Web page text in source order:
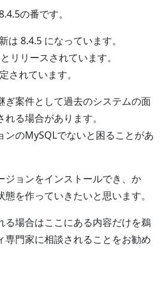
の番です。
は 8.4.5 になっています。
リリースされています。
されています。
ぎ案件として過去のシステムの面
る場合があります。
ンのMySQLでないと困ることがあ
ジョンをインストールでき、か
を作っていきたいと思います。
る場合はここにある内容だけを鵜
専門家に相談されることをお勧め